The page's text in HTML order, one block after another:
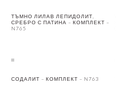
ТЪМНО ЛИЛАВ ЛЕПИДОЛИТ,
СРЕБРО С ПАТИНА – КОМПЛЕКТ –
N765
СОДАЛИТ – КОМПЛЕКТ – N763